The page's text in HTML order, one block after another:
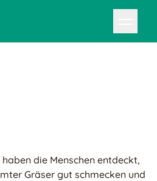
die Menschen entdeckt,
Gräser gut schmecken und